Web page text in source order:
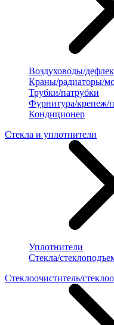
Воздуховоды/
Краны/радиаторы/
Трубки/патрубки
Фурнитура/крепеж/
Кондиционер
Стекла и уплотнители
Уплотнители
Стекла/
Стеклоочиститель/